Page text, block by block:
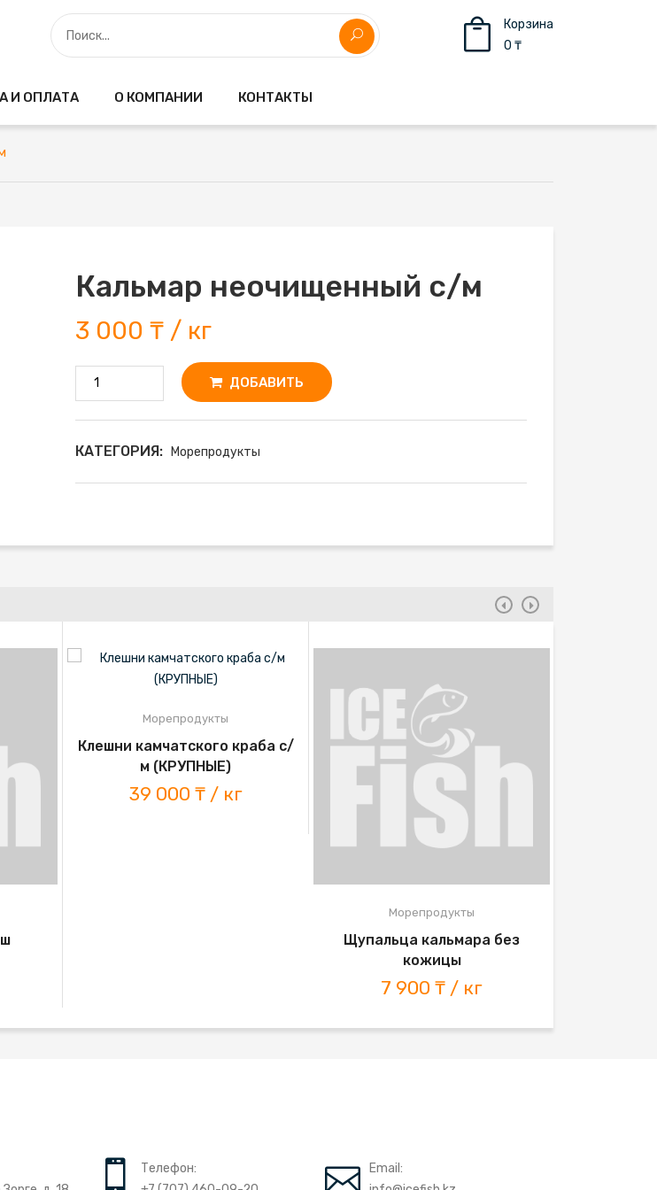
Корзина
0 ₸
И ОПЛАТА О КОМПАНИИ КОНТАКТЫ
Кальмар неочищенный с/м
3 000 ₸ / кг
ДОБАВИТЬ
КАТЕГОРИЯ: Морепродукты
Морепродукты
Клешни камчатского краба с/
м (КРУПНЫЕ)
39 000 ₸ / кг
Морепродукты
Щупальца кальмара без
кожицы
7 900 ₸ / кг
Телефон:
Email: